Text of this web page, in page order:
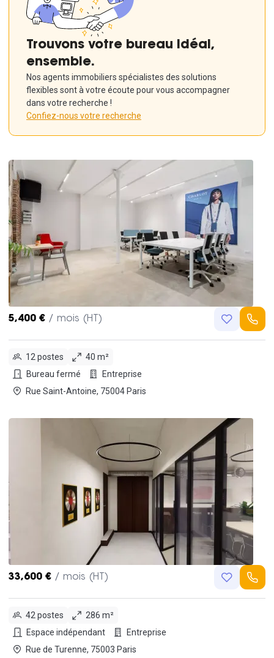
Trouvons votre bureau idéal,
ensemble.
Nos agents immobiliers spécialistes des solutions
flexibles sont à votre écoute pour vous accompagner
dans votre recherche !
Confiez-nous votre recherche
5,400 € / mois (HT)
12 postes
40 m²
Bureau fermé
Entreprise
Rue Saint-Antoine, 75004 Paris
33,600 € / mois (HT)
42 postes
286 m²
Espace indépendant
Entreprise
Rue de Turenne, 75003 Paris